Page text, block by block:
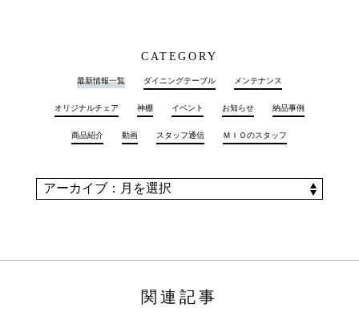
CATEGORY
最新情報一覧 ダイニングテーブル メンテナンス
オリジナルチェア 神棚 イベント お知らせ 納品事例
商品紹介 動画 スタッフ通信 ＭＩＯのスタッフ
関連記事